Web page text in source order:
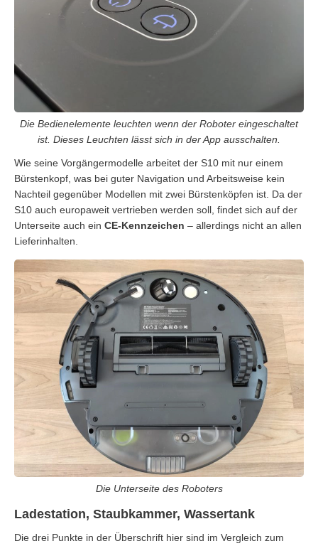
Die Bedienelemente leuchten wenn der Roboter eingeschaltet
ist. Dieses Leuchten lässt sich in der App ausschalten.
Wie seine Vorgängermodelle arbeitet der S10 mit nur einem
Bürstenkopf, was bei guter Navigation und Arbeitsweise kein
Nachteil gegenüber Modellen mit zwei Bürstenköpfen ist. Da der
S10 auch europaweit vertrieben werden soll, findet sich auf der
Unterseite auch ein CE-Kennzeichen – allerdings nicht an allen
Lieferinhalten.
Die Unterseite des Roboters
Ladestation, Staubkammer, Wassertank
Die drei Punkte in der Überschrift hier sind im Vergleich zum